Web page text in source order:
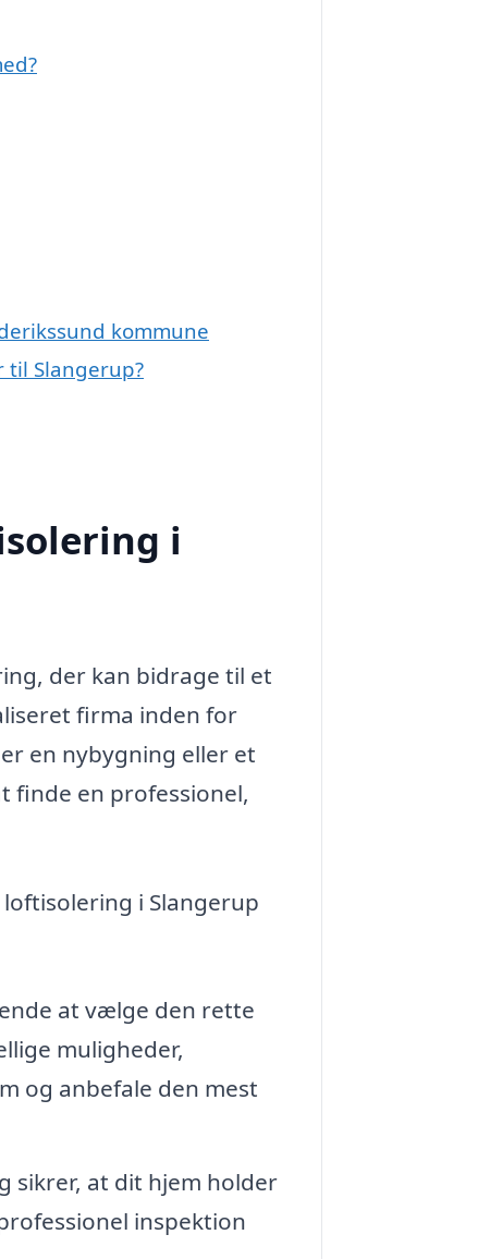
kommune
Slangerup?
i
der kan bidrage til et
firma inden for
en nybygning eller et
finde en professionel,
i Slangerup
at vælge den rette
muligheder,
og anbefale den mest
sikrer, at dit hjem holder
inspektion